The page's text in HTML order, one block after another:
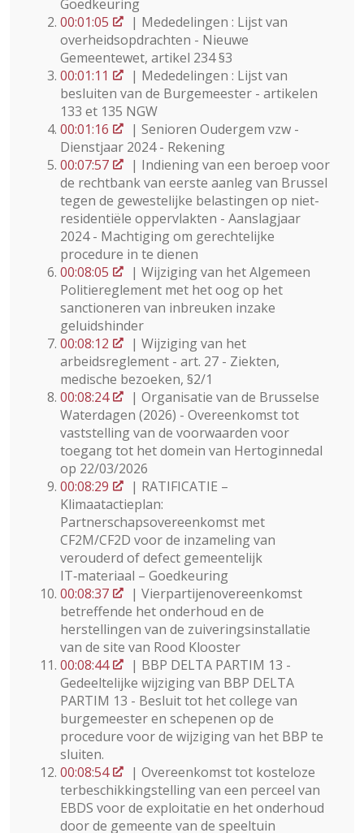
Goedkeuring
00:01:05
| Mededelingen : Lijst van
overheidsopdrachten - Nieuwe
Gemeentewet, artikel 234 §3
00:01:11
| Mededelingen : Lijst van
besluiten van de Burgemeester - artikelen
133 et 135 NGW
00:01:16
| Senioren Oudergem vzw -
Dienstjaar 2024 - Rekening
00:07:57
| Indiening van een beroep voor
de rechtbank van eerste aanleg van Brussel
tegen de gewestelijke belastingen op niet-
residentiële oppervlakten - Aanslagjaar
2024 - Machtiging om gerechtelijke
procedure in te dienen
00:08:05
| Wijziging van het Algemeen
Politie­reglement met het oog op het
sanctioneren van inbreuken inzake
geluidshinder
00:08:12
| Wijziging van het
arbeidsreglement - art. 27 - Ziekten,
medische bezoeken, §2/1
00:08:24
| Organisatie van de Brusselse
Waterdagen (2026) - Overeenkomst tot
vaststelling van de voorwaarden voor
toegang tot het domein van Hertoginnedal
op 22/03/2026
00:08:29
| RATIFICATIE –
Klimaatactieplan:
Partnerschapsovereenkomst met
CF2M/CF2D voor de inzameling van
verouderd of defect gemeentelijk
IT‑materiaal – Goedkeuring
00:08:37
| Vierpartijenovereenkomst
betreffende het onderhoud en de
herstellingen van de zuiveringsinstallatie
van de site van Rood Klooster
00:08:44
| BBP DELTA PARTIM 13 -
Gedeeltelijke wijziging van BBP DELTA
PARTIM 13 - Besluit tot het college van
burgemeester en schepenen op de
procedure voor de wijziging van het BBP te
sluiten.
00:08:54
| Overeenkomst tot kosteloze
terbeschikkingstelling van een perceel van
EBDS voor de exploitatie en het onderhoud
door de gemeente van de speeltuin